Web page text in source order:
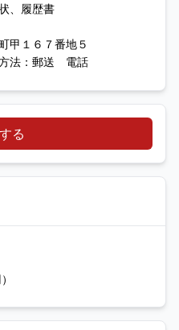
、履歴書
甲１６７番地５
法：郵送 電話
る